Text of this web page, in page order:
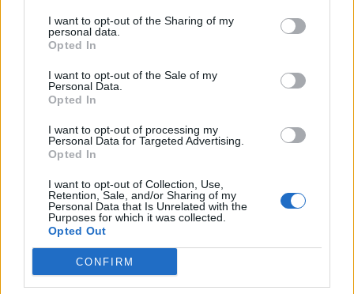
I want to opt-out of the Sharing of my
personal data.
Opted In
I want to opt-out of the Sale of my
Personal Data.
Opted In
I want to opt-out of processing my
Personal Data for Targeted Advertising.
Opted In
I want to opt-out of Collection, Use,
Retention, Sale, and/or Sharing of my
Personal Data that Is Unrelated with the
Purposes for which it was collected.
Opted Out
CONFIRM
Příbram modernizuje parkovací automaty.
Přibudou i tři nové poblíž Svaté Hory
Zpravodajství
Středočeský kraj upravil pravidla soutěže.
vzniku odpadu